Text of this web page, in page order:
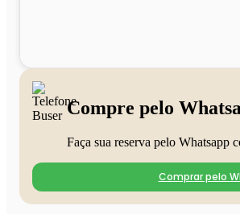
Compre pelo
Faça sua reserva pelo Whatsapp
Comprar pelo